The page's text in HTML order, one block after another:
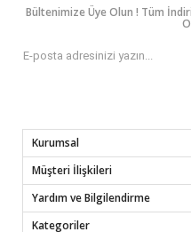
Bültenimize Üye Olun ! Tüm
Kurumsal
Müşteri İlişkileri
Yardım ve Bilgilendirme
Kategoriler